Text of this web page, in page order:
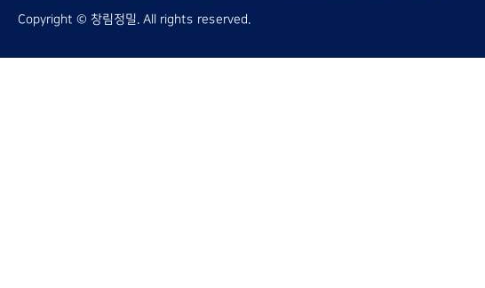
Copyright © 창림정밀. All rights reserved.